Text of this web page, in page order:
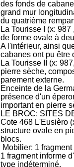
des fonds de
grand mur
du quatrième
La TourisseI (x: 987
de forme ovale à
A l'intérieur, ainsi
cabanes ont pu être
La Tourisse II
(x:
pierre sèche,
parement externe.
Enceinte de la
présence d'un
important en pierre
LE BROC: SITES
Cote 468 L'Eusièro
structure ovale en
blocs.
Mobilier: 1
1 fragment informe
type indéterminé.